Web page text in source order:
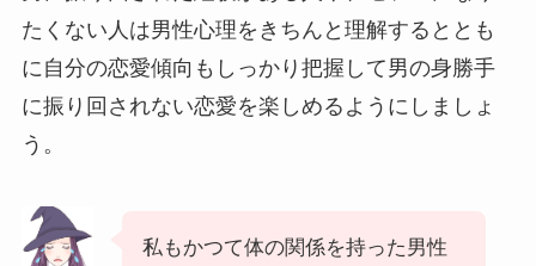
たくない人は男性心理をきちんと理解するととも
に自分の恋愛傾向もしっかり把握して男の身勝手
に振り回されない恋愛を楽しめるようにしましょ
う。
私もかつて体の関係を持った男性